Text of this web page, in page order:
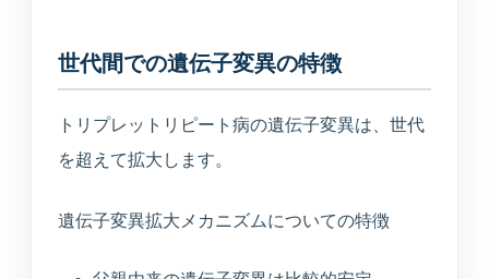
世代間での遺伝子変異の特徴
トリプレットリピート病の遺伝子変異は、世代
を超えて拡大します。
遺伝子変異拡大メカニズムについての特徴